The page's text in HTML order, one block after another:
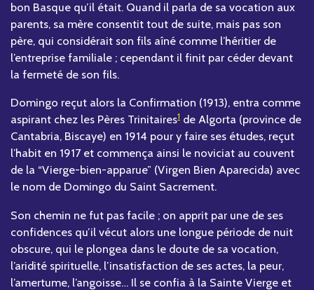
bon Basque qu’il était. Quand il parla de sa vocation aux
parents, sa mère consentit tout de suite, mais pas son
père, qui considérait son fils aîné comme l’héritier de
l’entreprise familiale ; cependant il finit par céder devant
la fermeté de son fils.
Domingo reçut alors la Confirmation (1913), entra comme
aspirant chez les Pères Trinitaires1 de Algorta (province de
Cantabria, Biscaye) en 1914 pour y faire ses études, reçut
l’habit en 1917 et commença ainsi le noviciat au couvent
de la “Vierge-bien-apparue” (Virgen Bien Aparecida) avec
le nom de Domingo du Saint Sacrement.
Son chemin ne fut pas facile ; on apprit par une de ses
confidences qu’il vécut alors une longue période de nuit
obscure, qui le plongea dans le doute de sa vocation,
l’aridité spirituelle, l’insatisfaction de ses actes, la peur,
l’amertume, l’angoisse… Il se confia à la Sainte Vierge et